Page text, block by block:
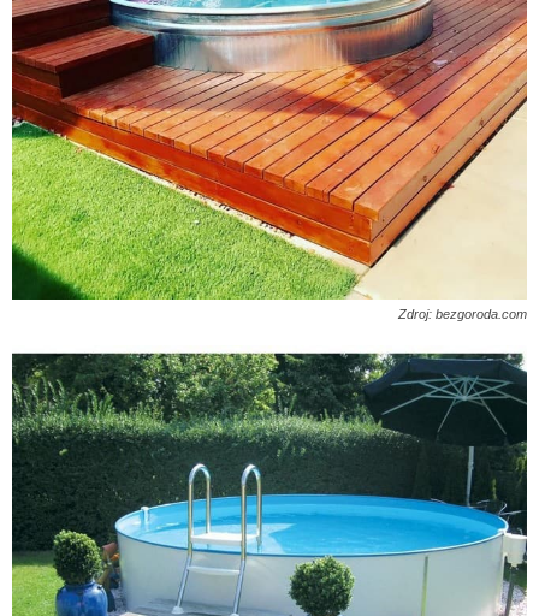
Zdroj: bezgoroda.com